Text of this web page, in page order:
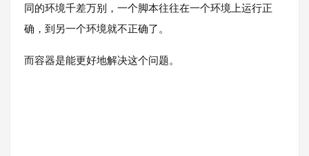
同的环境千差万别，一个脚本往往在一个环境上运行正
确，到另一个环境就不正确了。
而容器是能更好地解决这个问题。